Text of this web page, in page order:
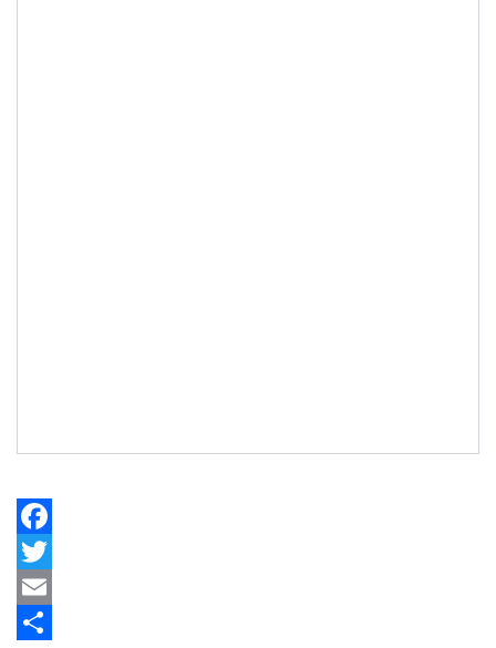
Facebook
Twitter
Email